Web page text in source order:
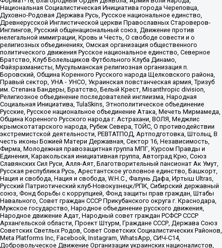
Национальная Социалистическая Инициатива города Череповца,
Духовно-Родовая Держава Русь, Русское национальное единство,
Древнерусской Инглистической церкви Православных Староверов-
Инглингов, Русский общенациональный союз, Движение против
нелегальной иммиграции, Кровь и Честь, О свободе совести и о
религиозных объединениях, Омская организация общественного
политического движения Русское национальное единство, Северное
Братство, Клуб Болельщиков Футбольного Клуба Динамо,
Файзрахманисты, Мусульманская религиозная организация п.
Боровский, Община Коренного Русского народа Щелковского района,
Правый сектор, УНА - УНСО, Украинская повстанческая армия, Тризуб
им. Степана Бандеры, Братство, Белый Крест, Misanthropic division,
Религиозное объединение последователей инглиизма, Народная
Социальная Инициатива, TulaSkins, Этнополитическое объединение
Русские, Русское национальное объединение Атака, Мечеть Мирмамеда,
Община Коренного Русского народа г. Астрахани, ВОЛЯ, Меджлис
крымскотатарского народа, Рубеж Севера, ТОЙС, О противодействии
экстремистской деятельности, РЕВТАТПОД, Артподготовка, Штольц, В
честь иконы Божией Матери Державная, Сектор 16, Независимость,
Фирма, Молодежная правозащитная группа МПГ, Курсом Правды и
Единения, Каракольская инициативная группа, Автоград Крю, Союз
Славянских Сил Руси, Алля-Аят, Благотворительный пансионат Ак Умут,
Русская республика Русь, Арестантское уголовное единство, Башкорт,
Нация и свобода, Нация и свобода, W.H.С., Фалунь Дафа, Иртыш Ultras,
Русский Патриотический клуб-Новокузнецк/РПК, Сибирский державный
союз, Фонд борьбы с коррупцией, Фонд защиты прав граждан, Штабы
Навального, Совет граждан СССР Прикубанского округа г. Краснодара,
Мужское государство, Народное объединение русского движения,
Народное движение Адат, Народный совет граждан РСФСР СССР
Архангельской области, Проект Штурм, Граждане СССР, Держава Союз
Советских Светлых Родов, Совет Советских Социалистических Районов,
Meta Platforms Inc, Facebook, Instagram, WhatsApp, СИЧ-С14,
Добровольческое Движение Организации украинских националистов,